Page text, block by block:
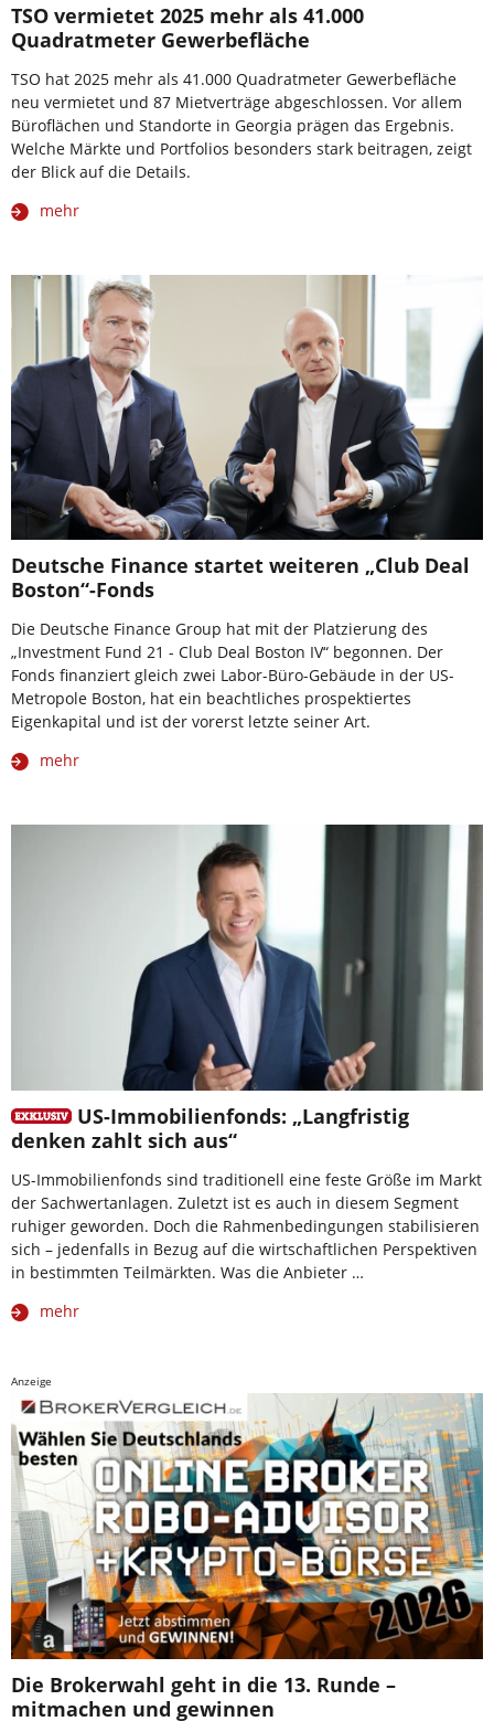
TSO vermietet 2025 mehr als 41.000
Quadratmeter Gewerbefläche
TSO hat 2025 mehr als 41.000 Quadratmeter Gewerbefläche
neu vermietet und 87 Mietverträge abgeschlossen. Vor allem
Büroflächen und Standorte in Georgia prägen das Ergebnis.
Welche Märkte und Portfolios besonders stark beitragen, zeigt
der Blick auf die Details.
mehr
Deutsche Finance startet weiteren „Club Deal
Boston“-Fonds
Die Deutsche Finance Group hat mit der Platzierung des
„Investment Fund 21 - Club Deal Boston IV“ begonnen. Der
Fonds finanziert gleich zwei Labor-Büro-Gebäude in der US-
Metropole Boston, hat ein beachtliches prospektiertes
Eigenkapital und ist der vorerst letzte seiner Art.
mehr
US-Immobilienfonds: „Langfristig
denken zahlt sich aus“
US-Immobilienfonds sind traditionell eine feste Größe im Markt
der Sachwertanlagen. Zuletzt ist es auch in diesem Segment
ruhiger geworden. Doch die Rahmenbedingungen stabilisieren
sich – jedenfalls in Bezug auf die wirtschaftlichen Perspektiven
in bestimmten Teilmärkten. Was die Anbieter …
mehr
Anzeige
Die Brokerwahl geht in die 13. Runde –
mitmachen und gewinnen